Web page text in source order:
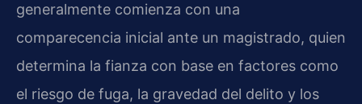
generalmente comienza con una
comparecencia inicial ante un magistrado, quien
determina la fianza con base en factores como
el riesgo de fuga, la gravedad del delito y los